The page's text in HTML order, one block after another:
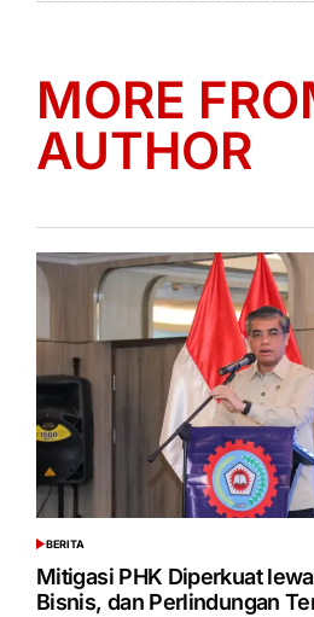
MORE
AUTHOR
POSTED
IN
BERITA
Mitigasi PHK Diperkuat
Bisnis, dan Perlindungan